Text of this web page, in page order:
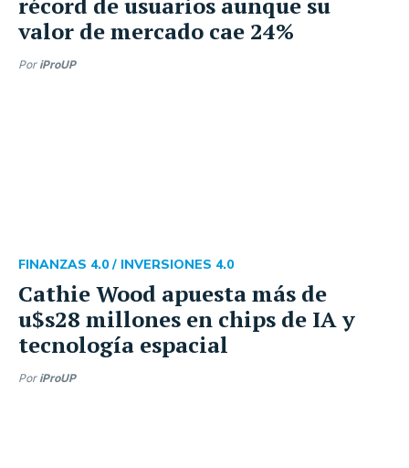
valor de mercado cae 24%
Por iProUP
Cathie Wood apuesta más de
u$s28 millones en chips de IA y
tecnología espacial
FINANZAS 4.0 / INVERSIONES 4.0
Por iProUP